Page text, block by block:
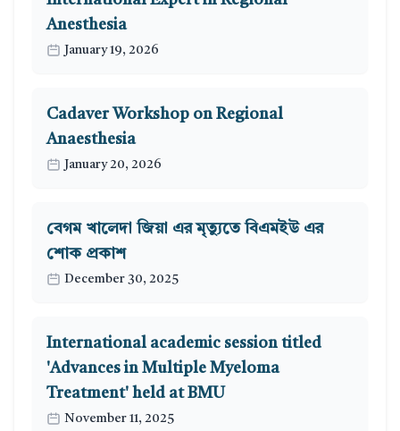
Anesthesia
January 19, 2026
Cadaver Workshop on Regional
Anaesthesia
January 20, 2026
বেগম খালেদা জিয়া এর মৃত্যুতে বিএমইউ এর
শোক প্রকাশ
December 30, 2025
International academic session titled
'Advances in Multiple Myeloma
Treatment' held at BMU
November 11, 2025